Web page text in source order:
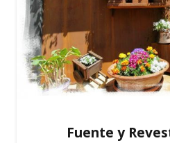
Fuente y